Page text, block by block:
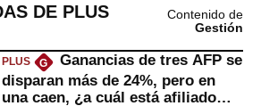
DE PLUS
Contenido de
Gestión
PLUS G
Ganancias de tres AFP se
disparan más de 24%, pero en
una caen, ¿a cuál está afiliado